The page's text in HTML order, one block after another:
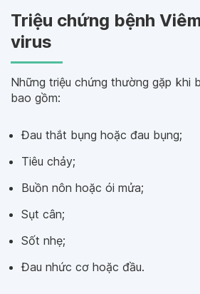
Triệu chứng bệnh
virus
Những triệu chứng thường gặp khi
bao gồm:
Đau thắt bụng hoặc đau bụng;
Tiêu chảy;
Buồn nôn hoặc ói mửa;
Sụt cân;
Sốt nhẹ;
Đau nhức cơ hoặc đầu.